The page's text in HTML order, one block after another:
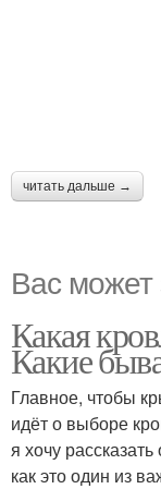
читать дальше →
Вас может
Какая
Какие
Главное, чтобы
идёт о выборе
я хочу
как это один из